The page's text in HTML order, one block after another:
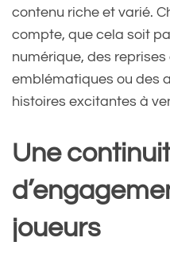
contenu riche et varié.
compte, que cela soit
numérique, des
emblématiques ou des
histoires excitantes à
Une
joueurs